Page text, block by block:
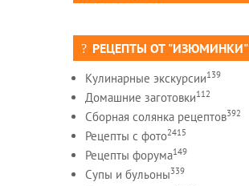
РЕЦЕПТЫ ОТ "ИЗЮМИНКИ"
Кулинарные экскурсии139
Домашние заготовки112
Сборная солянка рецептов392
Рецепты c фото2415
Рецепты форума149
Супы и бульоны339